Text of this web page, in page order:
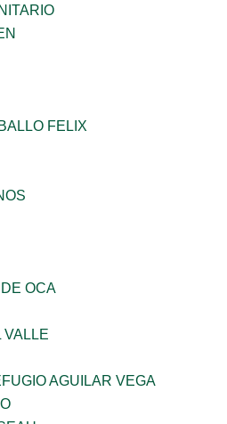
FELIX
OCA
VALLE
AGUILAR VEGA